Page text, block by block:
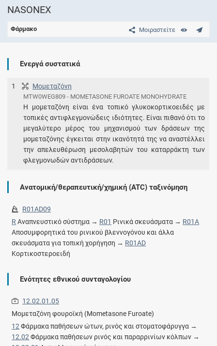
NASONEX
Μοιραστείτε
Φάρμακο
Ενεργά συστατικά
1 Μομεταζόνη
MTW0WEG809 - MOMETASONE FUROATE MONOHYDRATE
Η μομεταζόνη είναι ένα τοπικό γλυκοκορτικοειδές με
τοπικές αντιφλεγμονώδεις ιδιότητες. Είναι πιθανό ότι το
μεγαλύτερο μέρος του μηχανισμού των δράσεων της
μομεταζόνης έγκειται στην ικανότητά της να αναστέλλει
την απελευθέρωση μεσολαβητών του καταρράκτη των
φλεγμονωδών αντιδράσεων.
Ανατομική/θεραπευτική/χημική (ATC) ταξινόμηση
R01AD09
R Αναπνευστικό σύστημα → R01 Ρινικά σκευάσματα → R01A
Αποσυμφορητικά του ρινικού βλεννογόνου και άλλα
σκευάσματα για τοπική χορήγηση → R01AD
Κορτικοστεροειδή
Ενότητες εθνικού συνταγολογίου
12.02.01.05
Μομεταζόνη φουροϊκή (Mometasone Furoate)
12Φάρμακα παθήσεων ώτων, ρινός και στοματοφάρυγγα →
12.02Φάρμακα παθήσεων ρινός και παραρρινίων κόλπων →